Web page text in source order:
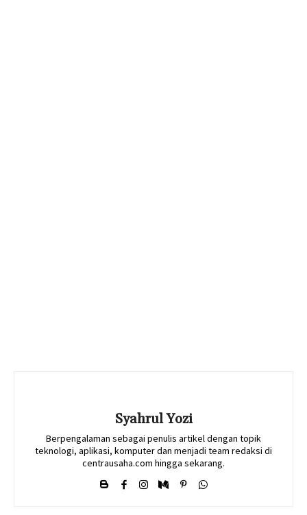
Syahrul Yozi
Berpengalaman sebagai penulis artikel dengan topik
teknologi, aplikasi, komputer dan menjadi team redaksi di
centrausaha.com hingga sekarang.